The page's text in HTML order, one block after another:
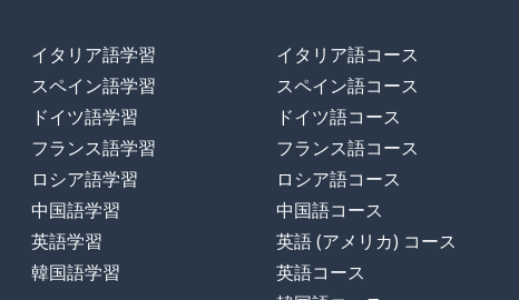
イタリア語学習
スペイン語学習
ドイツ語学習
フランス語学習
ロシア語学習
中国語学習
英語学習
韓国語学習
イタリア語コース
スペイン語コース
ドイツ語コース
フランス語コース
ロシア語コース
中国語コース
英語 (アメリカ) コース
英語コース